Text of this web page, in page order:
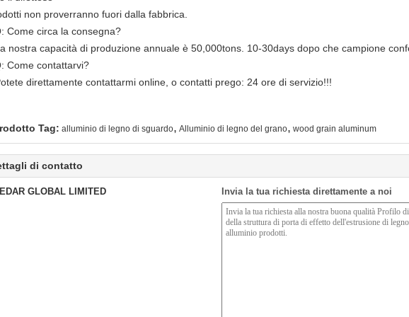
non proverranno fuori dalla fabbrica.
Come circa la consegna?
nostra capacità di produzione annuale è 50,000tons. 10-30days dopo che campione
Come contattarvi?
direttamente contattarmi online, o contatti prego: 24 ore di servizio!!!
Tag: alluminio di legno di sguardo, Alluminio di legno del grano, wood grain aluminum
di contatto
GLOBAL LIMITED Invia la tua richiesta direttamente a noi